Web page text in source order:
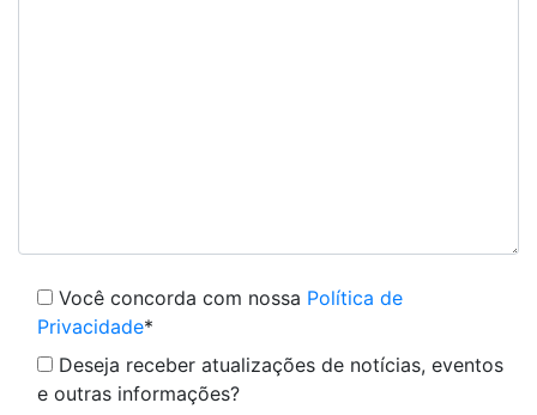
Você concorda com nossa Política de
Privacidade*
Deseja receber atualizações de notícias, eventos
e outras informações?